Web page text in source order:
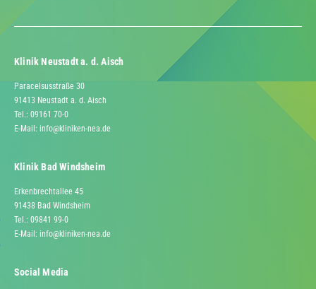
Klinik Neustadt a. d. Aisch
Paracelsusstraße 30
91413 Neustadt a. d. Aisch
Tel.: 09161 70-0
E-Mail: info@kliniken-nea.de
Klinik Bad Windsheim
Erkenbrechtallee 45
91438 Bad Windsheim
Tel.: 09841 99-0
E-Mail: info@kliniken-nea.de
Social Media